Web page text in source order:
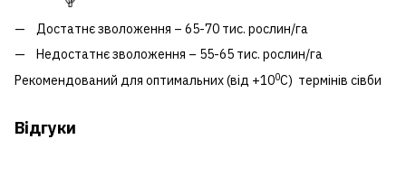
Достатнє зволоження – 65-70 тис. рослин/га
Недостатнє зволоження – 55-65 тис. рослин/га
Рекомендований для оптимальних (від +100С) термінів сівби
Відгуки